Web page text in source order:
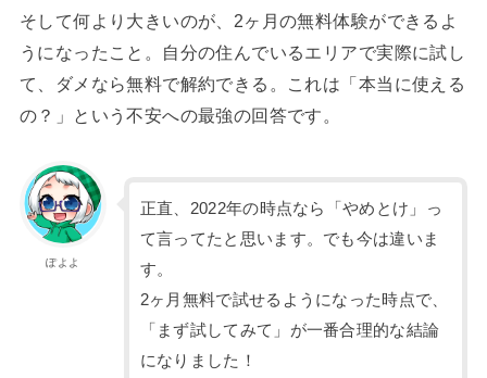
そして何より大きいのが、2ヶ月の無料体験ができるよ
うになったこと。自分の住んでいるエリアで実際に試し
て、ダメなら無料で解約できる。これは「本当に使える
の？」という不安への最強の回答です。
ぽよよ
正直、2022年の時点なら「やめとけ」っ
て言ってたと思います。でも今は違いま
す。
2ヶ月無料で試せるようになった時点で、
「まず試してみて」が一番合理的な結論
になりました！